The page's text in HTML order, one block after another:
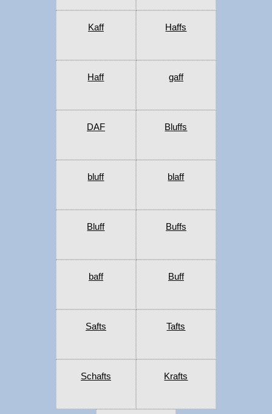
Kaff Haffs
Haff gaff
DAF Bluffs
bluff blaff
Bluff Buffs
baff Buff
Safts Tafts
Schafts Krafts